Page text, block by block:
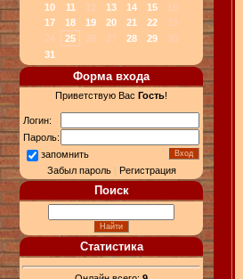
10
11 12 13 14 15
16
17
18 19 20 21 22
23
24
25 26 27 28 29
30
31
Форма входа
Приветствую Вас Гость!
Логин:
Пароль:
запомнить
Забыл пароль| Регистрация
Поиск
Статистика